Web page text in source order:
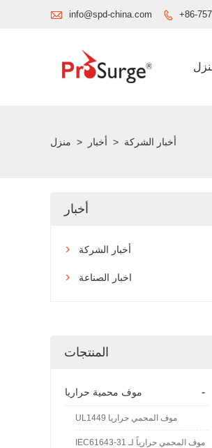
 info@spd-china.com  +86-
منزل > أخبار > أخبار الشركة
أخبار
 أخبار الشركة
 اخبار الصناعة
المنتجات
- موف محمية حراريا
UL1449 موف المحمي حراريا
IEC61643-31 موف المحمي حرارياً لـ